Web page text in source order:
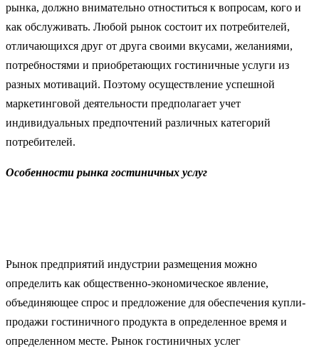
рынка, должно внимательно отноститься к вопросам, кого и
как обслуживать. Любой рынок состоит их потребителей,
отличающихся друг от друга своими вкусами, желаниями,
потребностями и приобретающих гостиничные услуги из
разных мотиваций. Поэтому осуществление успешной
маркетинговой деятельности предполагает учет
индивидуальных предпочтений различных категорий
потребителей.
Особенности рынка гостиничных услуг
Рынок предприятий индустрии размещения можно
определить как общественно-экономическое явление,
объединяющее спрос и предложение для обеспечения купли-
продажи гостиничного продукта в определенное время и
определенном месте. Рынок гостиничных услег